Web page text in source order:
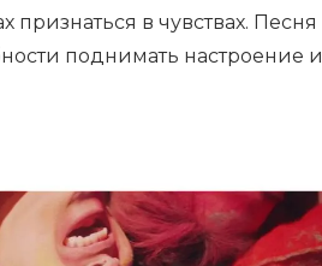
признаться в чувствах. Песня
поднимать настроение и